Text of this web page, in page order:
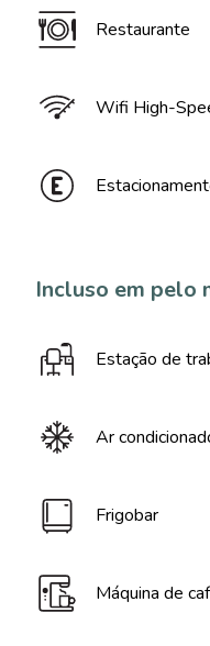
Restaurante
Wifi High-
Incluso em pelo
Estação de
Ar
Frigobar
Máquina de